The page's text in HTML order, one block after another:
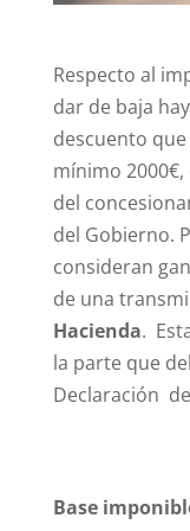
Respecto al
dar de baja
descuento
mínimo
del
del Gobierno.
consideran
de una
Hacienda.
la parte que
Declaración
Base